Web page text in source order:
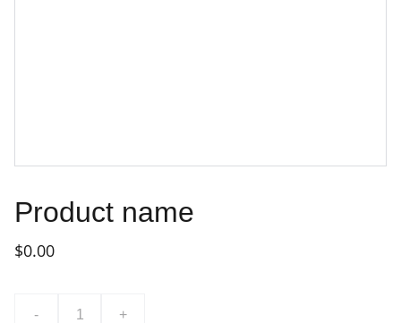
Product name
$0.00
- +